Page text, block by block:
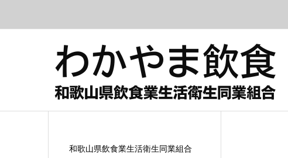
和歌山県飲食業生活衛生同業組合